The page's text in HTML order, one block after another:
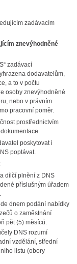
zadávacím
znevýhodněné
zadávací
dodavatelům,
a to v počtu
osoby znevýhodněné
nebo v právním
pracovní poměr.
prostřednictvím
poskytovat i
poptávat.
dílčí plnění z DNS
příslušným úřadem
dnem podání nabídky
o zaměstnání
pět (5) měsíců.
DNS rozumí
vzdělání, střední
listu (obory